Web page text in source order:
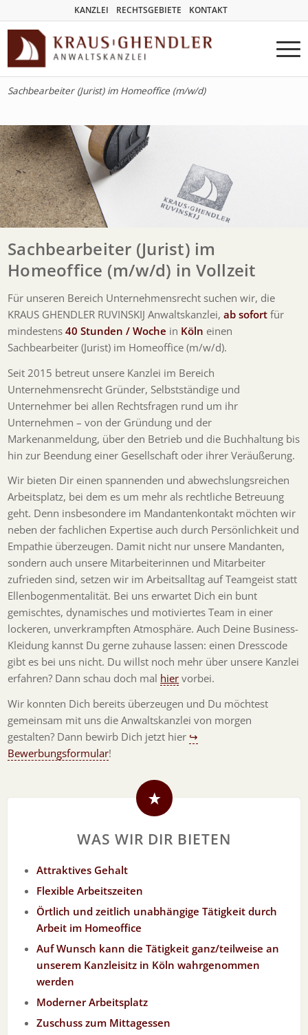
KANZLEI RECHTSGEBIETE KONTAKT
Sachbearbeiter (Jurist) im Homeoffice (m/w/d)
Sachbearbeiter (Jurist) im
Homeoffice (m/w/d) in Vollzeit
Für unseren Bereich Unternehmensrecht suchen wir, die
KRAUS GHENDLER RUVINSKIJ Anwaltskanzlei,ab sofort für
mindestens40 Stunden / Woche in Köln einen
Sachbearbeiter (Jurist) im Homeoffice (m/w/d).
Seit 2015 betreut unsere Kanzlei im Bereich
Unternehmensrecht Gründer, Selbstständige und
Unternehmer bei allen Rechtsfragen rund um ihr
Unternehmen – von der Gründung und der
Markenanmeldung, über den Betrieb und die Buchhaltung bis
hin zur Beendung einer Gesellschaft oder ihrer Veräußerung.
Wir bieten Dir einen spannenden und abwechslungsreichen
Arbeitsplatz, bei dem es um mehr als rechtliche Betreuung
geht. Denn insbesondere im Mandantenkontakt möchten wir
neben der fachlichen Expertise auch durch Persönlichkeit und
Empathie überzeugen. Damit nicht nur unsere Mandanten,
sondern auch unsere Mitarbeiterinnen und Mitarbeiter
zufrieden sind, setzen wir im Arbeitsalltag auf Teamgeist statt
Ellenbogenmentalität. Bei uns erwartet Dich ein bunt
gemischtes, dynamisches und motiviertes Team in einer
lockeren, unverkrampften Atmosphäre. Auch Deine Business-
Kleidung kannst Du gerne zuhause lassen: einen Dresscode
gibt es bei uns nicht. Du willst noch mehr über unsere Kanzlei
erfahren? Dann schau doch mal hier vorbei.
Wir konnten Dich bereits überzeugen und Du möchtest
gemeinsam mit uns die Anwaltskanzlei von morgen
gestalten? Dann bewirb Dich jetzt hier ↪
Bewerbungsformular!
WAS WIR DIR BIETEN
Attraktives Gehalt
Flexible Arbeitszeiten
Örtlich und zeitlich unabhängige Tätigkeit durch
Arbeit im Homeoffice
Auf Wunsch kann die Tätigkeit ganz/teilweise an
unserem Kanzleisitz in Köln wahrgenommen
werden
Moderner Arbeitsplatz
Zuschuss zum Mittagessen